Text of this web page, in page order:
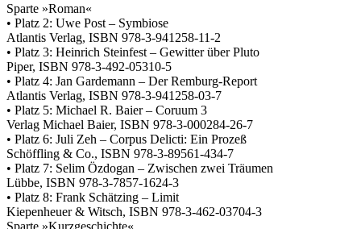
Sparte »Roman«
• Platz 2: Uwe Post – Symbiose
Atlantis Verlag, ISBN 978-3-941258-11-2
• Platz 3: Heinrich Steinfest – Gewitter über Pluto
Piper, ISBN 978-3-492-05310-5
• Platz 4: Jan Gardemann – Der Remburg-Report
Atlantis Verlag, ISBN 978-3-941258-03-7
• Platz 5: Michael R. Baier – Coruum 3
Verlag Michael Baier, ISBN 978-3-000284-26-7
• Platz 6: Juli Zeh – Corpus Delicti: Ein Prozeß
Schöffling & Co., ISBN 978-3-89561-434-7
• Platz 7: Selim Özdogan – Zwischen zwei Träumen
Lübbe, ISBN 978-3-7857-1624-3
• Platz 8: Frank Schätzing – Limit
Kiepenheuer & Witsch, ISBN 978-3-462-03704-3
Sparte »Kurzgeschichte«